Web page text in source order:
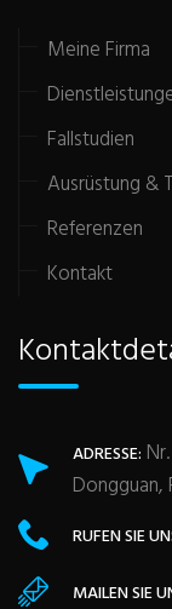
Meine Firma
Fallstudien
Ausrüstung &
Referenzen
Kontakt
ADRESSE:
Dongguan,
RUFEN SIE
MAILEN SIE